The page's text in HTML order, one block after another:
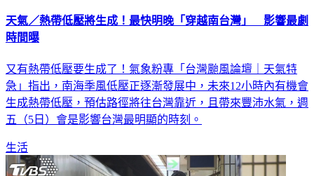
天氣／熱帶低壓將生成！最快明晚「穿越南台灣」 影響最劇
時間曝
又有熱帶低壓要生成了！氣象粉專「台灣颱風論壇｜天氣特
急」指出，南海季風低壓正逐漸發展中，未來12小時內有機會
生成熱帶低壓，預估路徑將往台灣靠近，且帶來豐沛水氣，週
五（5日）會是影響台灣最明顯的時刻。
生活